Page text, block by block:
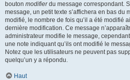
bouton modifierdu message correspondant.
message, un petit texte s’affichera en bas du
modifié, le nombre de fois qu’il a été modifié
dernière modification. Ce message
administrateur modifie le message,
une note indiquant qu’ils ont modifié le
Notez que les utilisateurs ne peuvent pas
quelqu’un y a répondu.
Haut